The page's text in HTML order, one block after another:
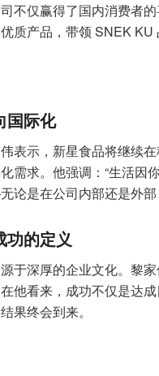
不仅赢得了国内消费者
质产品，带领 SNEK KU
国际化
表示，新星食品将继续
需求。他强调：“生活因
是在公司内部还是外部
功的定义
于深厚的企业文化。黎
他看来，成功不仅是达
果终会到来。